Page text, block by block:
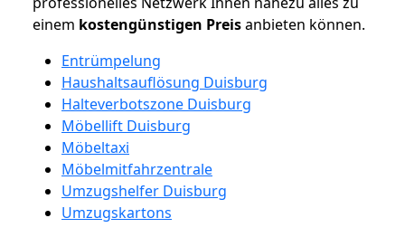
einem kostengünstigen Preisanbieten können.
Entrümpelung
Haushaltsauflösung Duisburg
Halteverbotszone Duisburg
Möbellift Duisburg
Möbeltaxi
Möbelmitfahrzentrale
Umzugshelfer Duisburg
Umzugskartons